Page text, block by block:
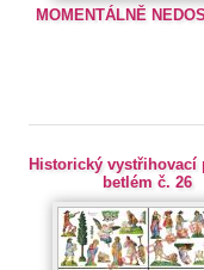
MOMENTÁLNĚ
Historický vystřihovací
betlém č. 26